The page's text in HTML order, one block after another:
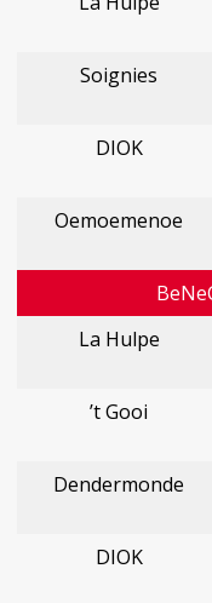
Soignies
DIOK
Oemoemenoe
La Hulpe
’t Gooi
Dendermonde
DIOK